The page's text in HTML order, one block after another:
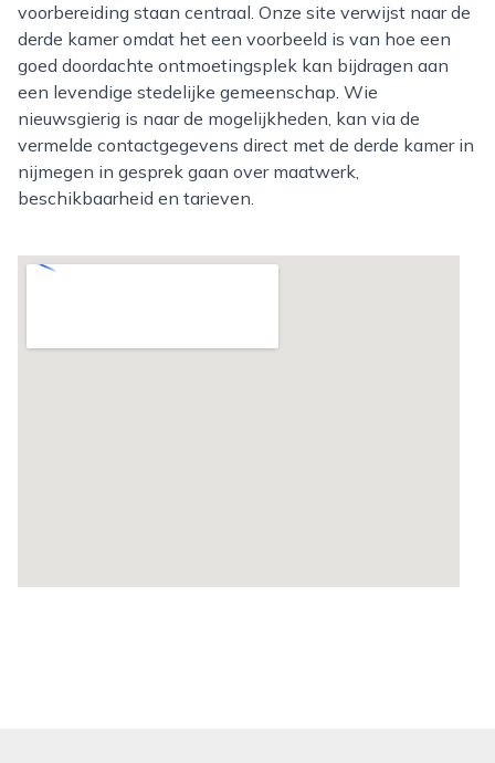
voorbereiding staan centraal. Onze site verwijst naar de
derde kamer omdat het een voorbeeld is van hoe een
goed doordachte ontmoetingsplek kan bijdragen aan
een levendige stedelijke gemeenschap. Wie
nieuwsgierig is naar de mogelijkheden, kan via de
vermelde contactgegevens direct met de derde kamer in
nijmegen in gesprek gaan over maatwerk,
beschikbaarheid en tarieven.